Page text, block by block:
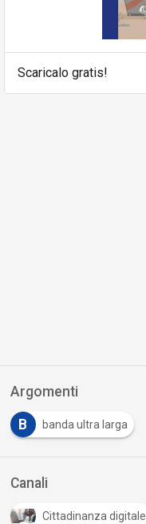
Scaricalo gratis!
Argomenti
banda ultra larga
Canali
Cittadinanza digitale